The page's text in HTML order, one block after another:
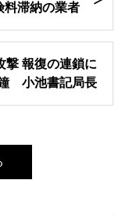
料滞納の業者
撃 報復の連鎖に
小池書記局長